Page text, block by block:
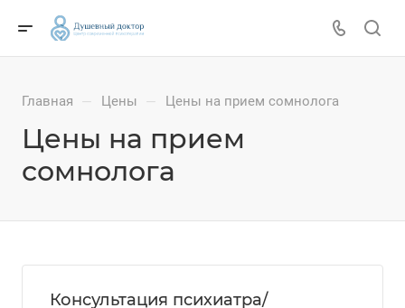
Главная — Цены — Цены на прием сомнолога
Цены на прием
сомнолога
Консультация психиатра/